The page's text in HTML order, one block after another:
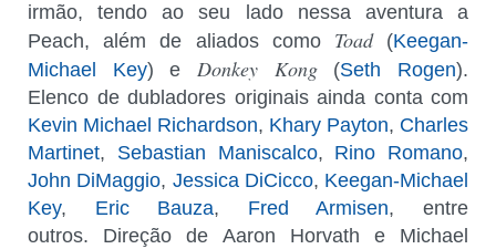
irmão, tendo ao seu lado nessa aventura a
Peach, além de aliados como Toad(Keegan-
Michael Key) eDonkey Kong (Seth Rogen).
Elenco de dubladores originais ainda conta com
Kevin Michael Richardson, Khary Payton, Charles
Martinet, Sebastian Maniscalco, Rino Romano,
John DiMaggio, Jessica DiCicco, Keegan-Michael
Key, Eric Bauza, Fred Armisen, entre
outros. Direção de Aaron Horvath e Michael